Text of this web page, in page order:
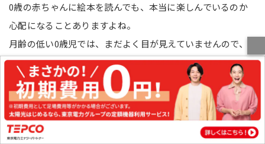
0歳の赤ちゃんに絵本を読んでも、本当に楽しんでいるのか
心配になることありますよね。
月齢の低い0歳児では、まだよく目が見えていませんので、
絵を見せてもはっきりと見えていません。それなら絵本を楽
しめていないのではと考えてしまうのは当然です。
しかし、赤ちゃんには、妊娠7カ月前後からお腹の外からの
声がしっかりと届いています。
つまり、ママのお腹の中にいるときから声は聞こえているの